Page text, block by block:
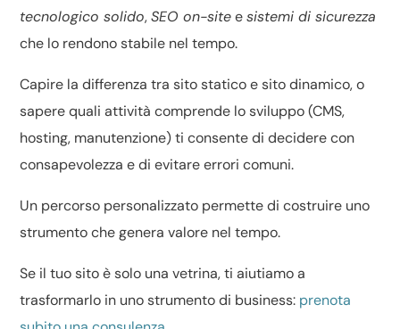
tecnologico solido,SEO on-siteesistemi di sicurezza
che lo rendono stabile nel tempo.
Capire la differenza trasito statico e sito dinamico, o
saperequali attività comprende lo sviluppo(CMS,
hosting, manutenzione) ti consente di decidere con
consapevolezza e di evitare errori comuni.
Un percorso personalizzato permette di costruire uno
strumento che genera valore nel tempo.
Se il tuo sito è solo una vetrina, ti aiutiamo a
trasformarlo in uno strumento di business: prenota